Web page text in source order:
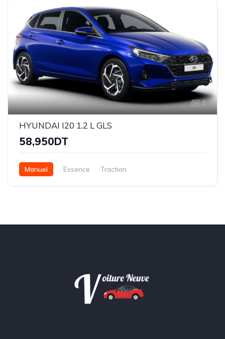
1
HYUNDAI I20 1.2 L GLS
58,950DT
Manuel Essence Traction